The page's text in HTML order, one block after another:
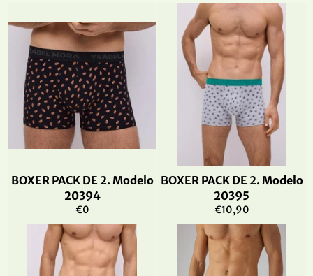
BOXER PACK DE 2. Modelo
20394
Precio
habitual
€0
BOXER PACK DE 2. Modelo
20395
Precio
habitual
€10,90